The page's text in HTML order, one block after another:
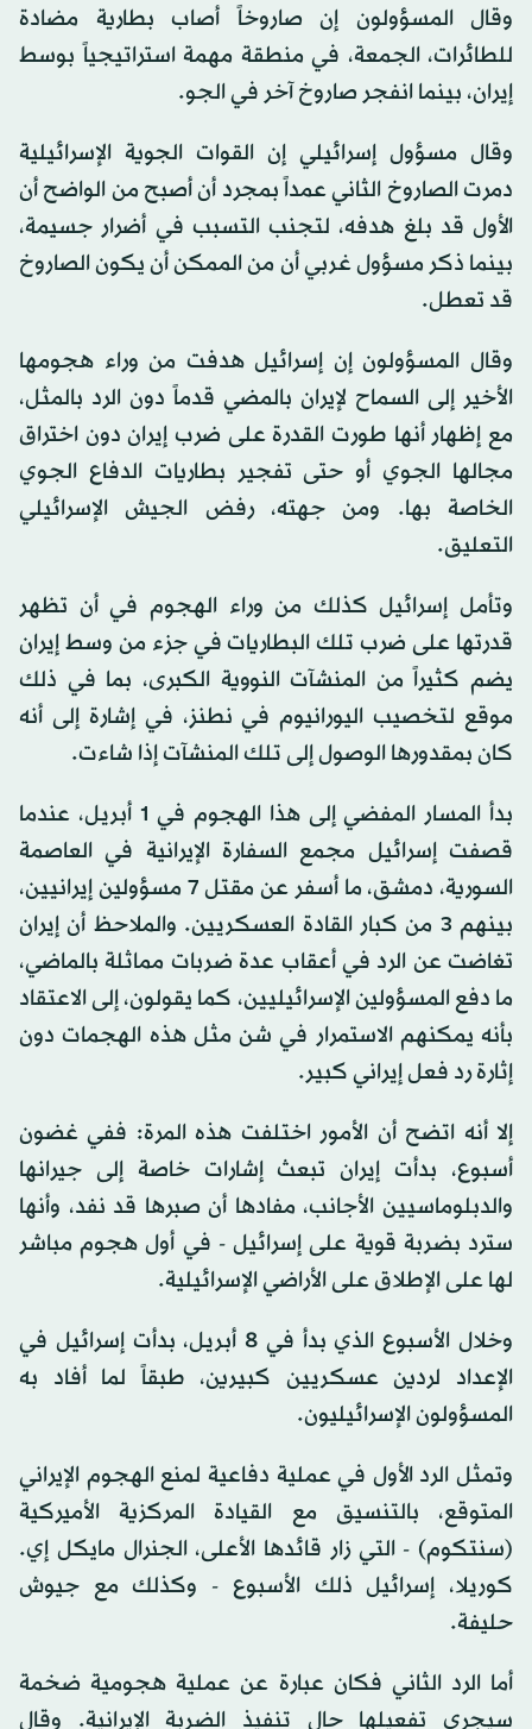
وقال المسؤولون إن صاروخاً أصاب بطارية مضادة
للطائرات، الجمعة، في منطقة مهمة استراتيجياً بوسط
إيران، بينما انفجر صاروخ آخر في الجو.
وقال مسؤول إسرائيلي إن القوات الجوية الإسرائيلية
دمرت الصاروخ الثاني عمداً بمجرد أن أصبح من الواضح أن
الأول قد بلغ هدفه، لتجنب التسبب في أضرار جسيمة،
بينما ذكر مسؤول غربي أن من الممكن أن يكون الصاروخ
قد تعطل.
وقال المسؤولون إن إسرائيل هدفت من وراء هجومها
الأخير إلى السماح لإيران بالمضي قدماً دون الرد بالمثل،
مع إظهار أنها طورت القدرة على ضرب إيران دون اختراق
مجالها الجوي أو حتى تفجير بطاريات الدفاع الجوي
الخاصة بها. ومن جهته، رفض الجيش الإسرائيلي
التعليق.
وتأمل إسرائيل كذلك من وراء الهجوم في أن تظهر
قدرتها على ضرب تلك البطاريات في جزء من وسط إيران
يضم كثيراً من المنشآت النووية الكبرى، بما في ذلك
موقع لتخصيب اليورانيوم في نطنز، في إشارة إلى أنه
كان بمقدورها الوصول إلى تلك المنشآت إذا شاءت.
بدأ المسار المفضي إلى هذا الهجوم في 1 أبريل، عندما
قصفت إسرائيل مجمع السفارة الإيرانية في العاصمة
السورية، دمشق، ما أسفر عن مقتل 7 مسؤولين إيرانيين،
بينهم 3 من كبار القادة العسكريين. والملاحظ أن إيران
تغاضت عن الرد في أعقاب عدة ضربات مماثلة بالماضي،
ما دفع المسؤولين الإسرائيليين، كما يقولون، إلى الاعتقاد
بأنه يمكنهم الاستمرار في شن مثل هذه الهجمات دون
إثارة رد فعل إيراني كبير.
إلا أنه اتضح أن الأمور اختلفت هذه المرة: ففي غضون
أسبوع، بدأت إيران تبعث إشارات خاصة إلى جيرانها
والدبلوماسيين الأجانب، مفادها أن صبرها قد نفد، وأنها
سترد بضربة قوية على إسرائيل - في أول هجوم مباشر
لها على الإطلاق على الأراضي الإسرائيلية.
وخلال الأسبوع الذي بدأ في 8 أبريل، بدأت إسرائيل في
الإعداد لردين عسكريين كبيرين، طبقاً لما أفاد به
المسؤولون الإسرائيليون.
وتمثل الرد الأول في عملية دفاعية لمنع الهجوم الإيراني
المتوقع، بالتنسيق مع القيادة المركزية الأميركية
(سنتكوم) - التي زار قائدها الأعلى، الجنرال مايكل إي.
كوريلا، إسرائيل ذلك الأسبوع - وكذلك مع جيوش
حليفة.
أما الرد الثاني فكان عبارة عن عملية هجومية ضخمة
سيجري تفعيلها حال تنفيذ الضربة الإيرانية. وقال